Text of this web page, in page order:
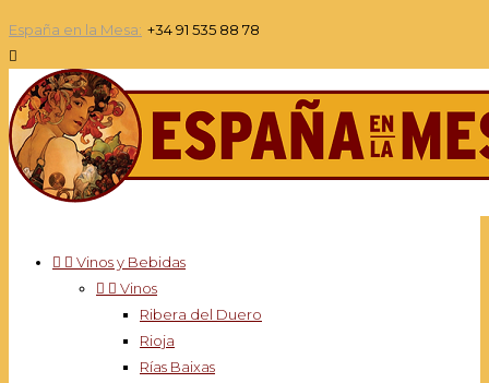
España en la Mesa: +34 91 535 88 78

  Vinos y Bebidas
  Vinos
Ribera del Duero
Rioja
Rías Baixas